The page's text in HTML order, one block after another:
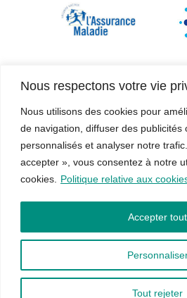
Nous respectons votre vie
Nous utilisons des cookies pour
de navigation, diffuser des publicités
personnalisés et analyser notre
accepter », vous consentez à notre
cookies.
Politique relative aux
Tout rejeter
Accepter tout